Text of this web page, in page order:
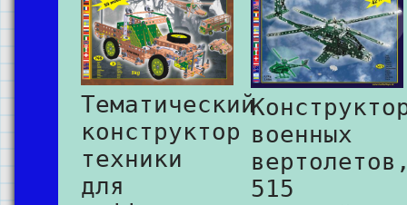
Тематический
конструктор
техники
для
военных
515